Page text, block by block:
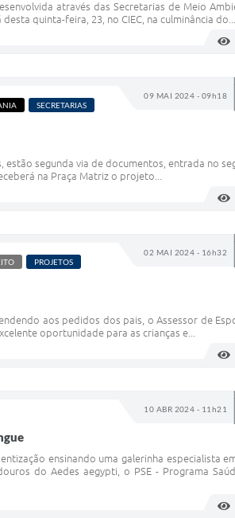
através das Secretarias de Meio
quinta-feira, 23, no CIEC, na culminância do...
09 MAI 2024 - 09h18
SECRETARIAS
estão segunda via de documentos, entrada no
na Praça Matriz o projeto...
02 MAI 2024 - 16h32
PROJETOS
aos pedidos dos pais, o Assessor de
oportunidade para as crianças e...
10 ABR 2024 - 11h21
ensinando uma galerinha especialista
do Aedes aegypti, o PSE - Programa